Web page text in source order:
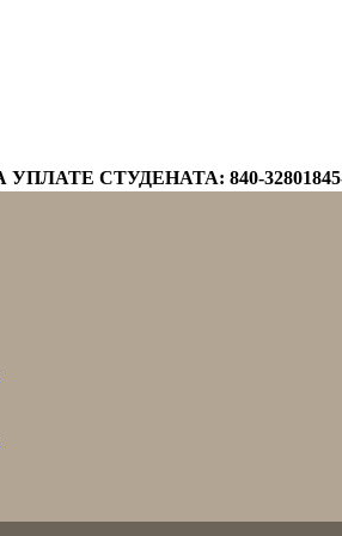
СТУДЕНАТА: 840-